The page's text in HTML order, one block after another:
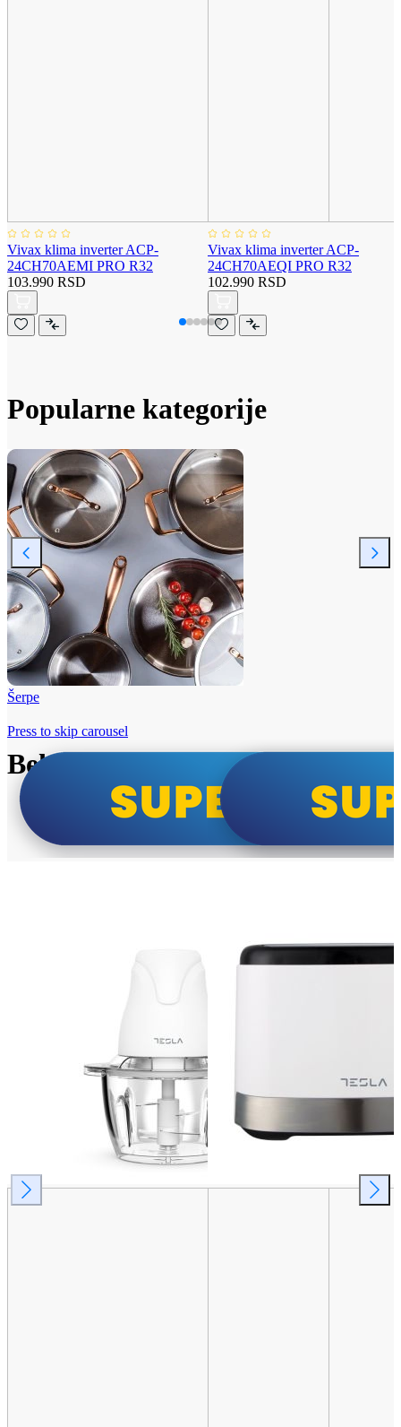
Vivax klima inverter ACP-
24CH70AEMI PRO R32
103.990 RSD
Vivax klima inverter ACP-
24CH70AEQI PRO R32
102.990 RSD
Popularne kategorije
Šerpe
Beko i Tesla super cene
Press to skip carousel